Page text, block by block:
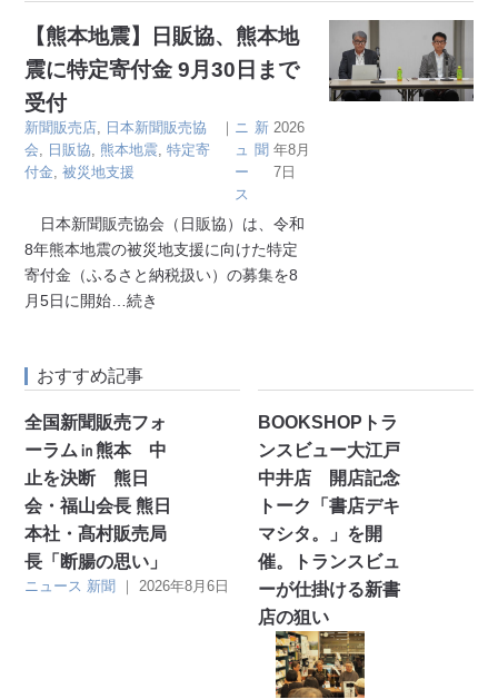
【熊本地震】日販協、熊本地
震に特定寄付金 9月30日まで
受付
新聞販売店, 日本新聞販売協
会, 日販協, 熊本地震,特定寄
付金,被災地支援
｜ ニ
ュ
ー
ス
新
聞
2026
年8月
7日
日本新聞販売協会（日販協）は、令和
8年熊本地震の被災地支援に向けた特定
寄付金（ふるさと納税扱い）の募集を8
月5日に開始 …続き
おすすめ記事
全国新聞販売フォ
ーラム㏌熊本 中
止を決断 熊日
会・福山会長 熊日
本社・髙村販売局
長「断腸の思い」
ニュース 新聞 ｜2026年8月6日
BOOKSHOPトラ
ンスビュー大江戸
中井店 開店記念
トーク「書店デキ
マシタ。」を開
催。トランスビュ
ーが仕掛ける新書
店の狙い